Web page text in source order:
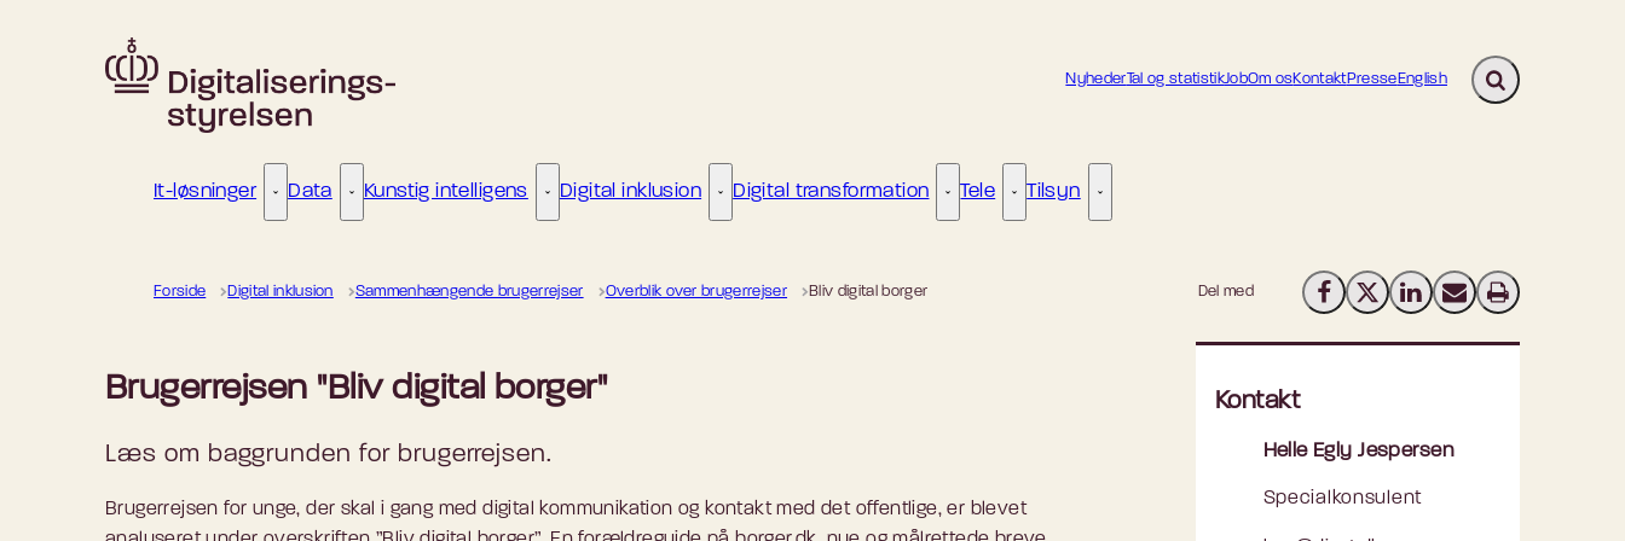
NyhederTal og statistikJobOm osKontaktPresseEnglish Fold søgefelt ud
It-løsninger It-løsninger - Flere links
Data Data - Flere links
Kunstig intelligens Kunstig intelligens - Flere links
Digital inklusion Digital inklusion - Flere links
Digital transformation Digital transformation - Flere links
Tele Tele - Flere links
Tilsyn Tilsyn - Flere links
Forside Digital inklusion Sammenhængende brugerrejser Overblik over brugerrejser Bliv digital borger Del med Del på Facebook
Del på X (Twitter)
Del på LinkedIn
Send email
Print
Brugerrejsen "Bliv digital borger"
Læs om baggrunden for brugerrejsen.
Brugerrejsen for unge, der skal i gang med digital kommunikation og kontakt med det offentlige, er blevet
Kontakt
Helle Egly Jespersen
Specialkonsulent